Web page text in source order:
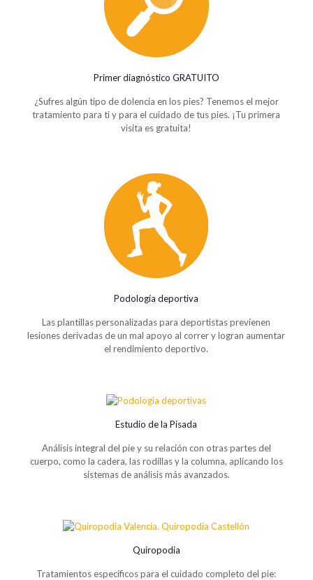
Primer diagnóstico GRATUITO
¿Sufres algún tipo de dolencia en los pies? Tenemos el mejor
tratamiento para ti y para el cuidado de tus pies. ¡Tu primera
visita es gratuita!
Podología deportiva
Las plantillas personalizadas para deportistas previenen
lesiones derivadas de un mal apoyo al correr y logran aumentar
el rendimiento deportivo.
Estudio de la Pisada
Análisis integral del pie y su relación con otras partes del
cuerpo, como la cadera, las rodillas y la columna, aplicando los
sistemas de análisis más avanzados.
Quiropodia
Tratamientos específicos para el cuidado completo del pie: